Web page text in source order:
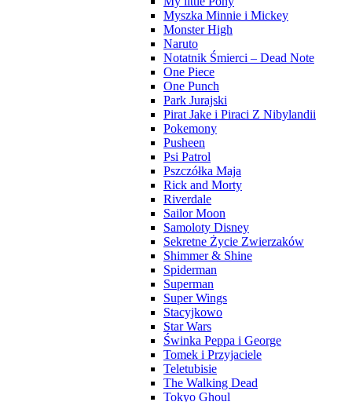
Myszka Minnie i Mickey
Monster High
Naruto
Notatnik Śmierci – Dead Note
One Piece
One Punch
Park Jurajski
Pirat Jake i Piraci Z Nibylandii
Pokemony
Pusheen
Psi Patrol
Pszczółka Maja
Rick and Morty
Riverdale
Sailor Moon
Samoloty Disney
Sekretne Życie Zwierzaków
Shimmer & Shine
Spiderman
Superman
Super Wings
Stacyjkowo
Star Wars
Świnka Peppa i George
Tomek i Przyjaciele
Teletubisie
The Walking Dead
Tokyo Ghoul